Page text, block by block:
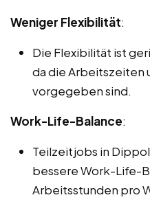
Weniger Flexibilität:
Die Flexibilität ist
da die Arbeitszeiten
vorgegeben sind.
Work-Life-Balance:
Teilzeitjobs in
bessere Work-Life-
Arbeitsstunden pro